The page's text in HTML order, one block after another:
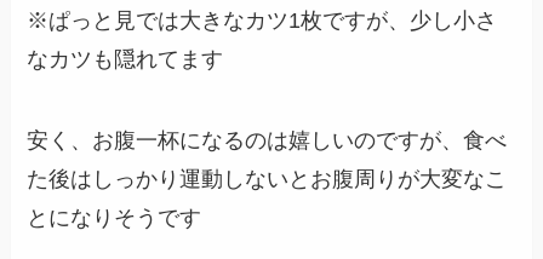
※ぱっと見では大きなカツ1枚ですが、少し小さ
なカツも隠れてます
安く、お腹一杯になるのは嬉しいのですが、食べ
た後はしっかり運動しないとお腹周りが大変なこ
とになりそうです